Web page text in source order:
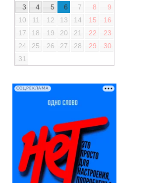
3
4 5 6 7 8
9
10
11 12 13 14 15
16
17
18 19 20 21 22
23
24
25 26 27 28 29
30
31
СОЦРЕКЛАМА